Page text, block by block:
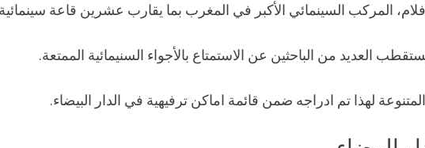
المركب السينمائي الأكبر في المغرب بما يقارب عشرين قاعة
العديد من الباحثين عن الاستمتاع بالأجواء السنيمائية الممتعة.
لهذا تم ادراجه ضمن قائمة اماكن ترفيهية في الدار البيضاء.